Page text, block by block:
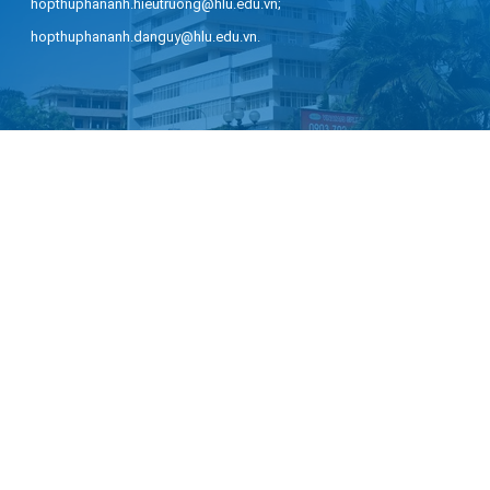
hopthuphananh.hieutruong@hlu.edu.vn;
hopthuphananh.danguy@hlu.edu.vn.